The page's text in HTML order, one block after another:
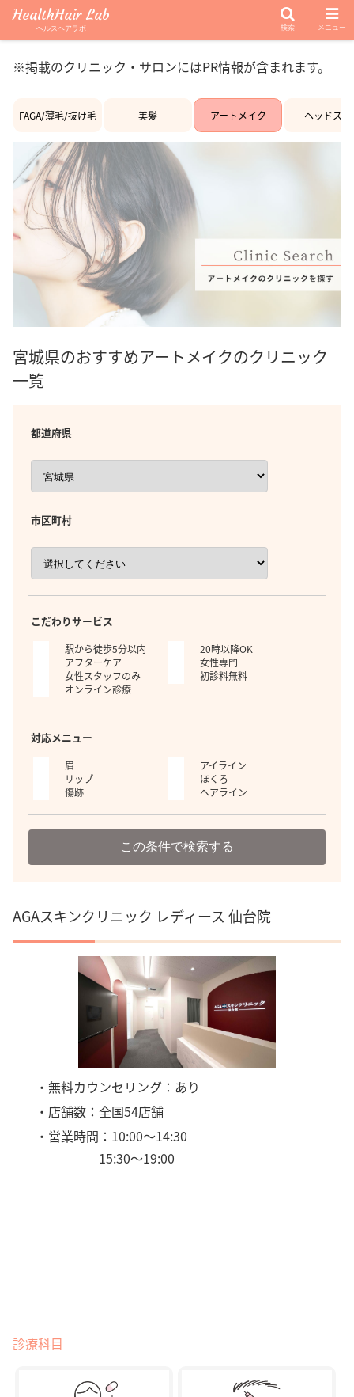
※掲載のクリニック・サロンにはPR情報が含まれます。
FAGA/薄毛/抜け毛 美髪 アートメイク ヘッドスパ
宮城県のおすすめアートメイクのクリニック
一覧
都道府県
市区町村
こだわりサービス
駅から徒歩5分以内
20時以降OK
アフターケア
女性専門
女性スタッフのみ
初診料無料
オンライン診療
対応メニュー
眉
アイライン
リップ
ほくろ
傷跡
ヘアライン
この条件で検索する
AGAスキンクリニック レディース 仙台院
・無料カウンセリング：あり
・店舗数：全国54店舗
・営業時間：10:00〜14:30
15:30〜19:00
診療科目
HealthHair Lab
ヘルスヘアラボ 検索 メニュー